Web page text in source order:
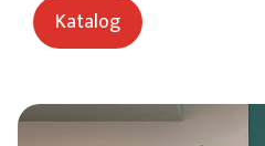
Katalog